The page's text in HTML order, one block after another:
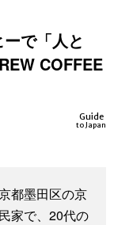
で「人と
COFFEE
Guide
to Japan
都墨田区の京
家で、20代の